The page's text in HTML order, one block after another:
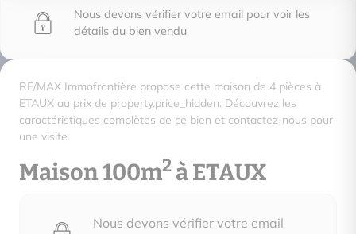
Nous devons vérifier votre email pour voir les
détails du bien vendu
RE/MAX Immofrontière propose cette maison de 4 pièces à
ETAUX au prix de property.price_hidden. Découvrez les
caractéristiques complètes de ce bien et contactez-nous pour
une visite.
Maison 100m2 à ETAUX
Nous devons vérifier votre email